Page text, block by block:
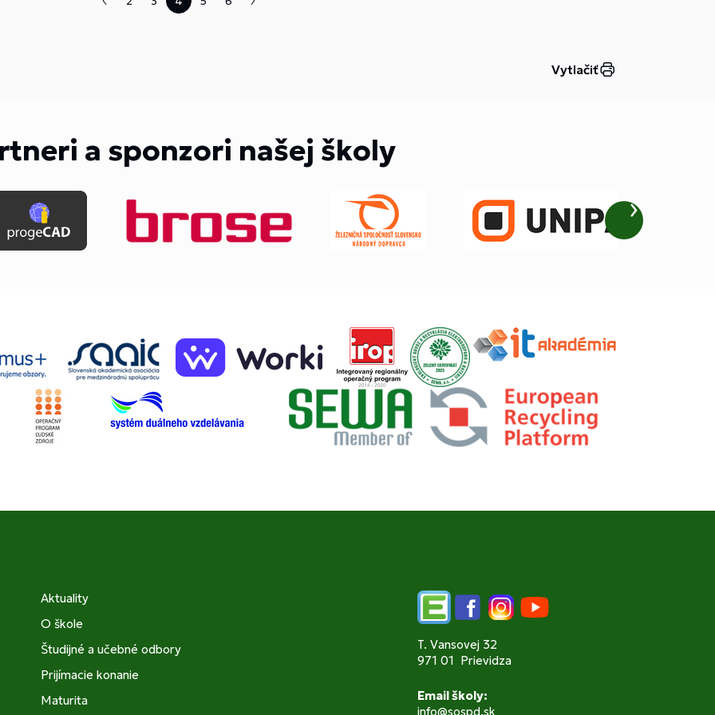
Vytlačiť
a sponzori našej školy
Aktuality
O škole
Študijné a učebné odbory
Prijímacie konanie
Maturita
EdupageFacebookInstagramYouTube
T. Vansovej 32
971 01 Prievidza
Email školy:
info@sospd.sk